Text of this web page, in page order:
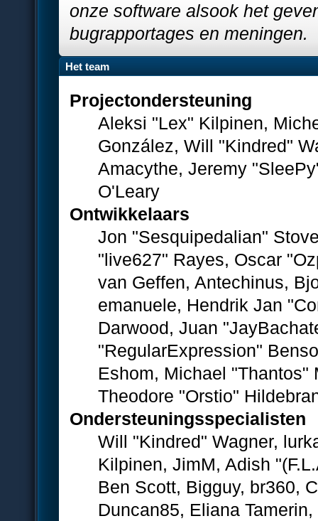
onze software alsook het
bugrapportages en meningen.
Het team
Projectondersteuning
Aleksi "Lex" Kilpinen,
González, Will "Kindred"
Amacythe, Jeremy
O'Leary
Ontwikkelaars
Jon "Sesquipedalian"
"live627" Rayes, Oscar
van Geffen, Antechinus,
emanuele, Hendrik Jan
Darwood, Juan
"RegularExpression"
Eshom, Michael "Thantos"
Theodore "Orstio"
Ondersteuningsspecialisten
Will "Kindred" Wagner,
Kilpinen, JimM, Adish
Ben Scott, Bigguy, br360,
Duncan85, Eliana